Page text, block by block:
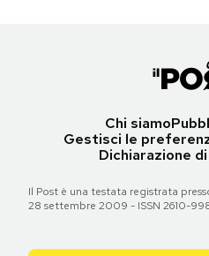
Chi siamo
Gestisci le
Dichiarazione
Il Post è una testata registrata
28 settembre 2009 - ISSN 2610-